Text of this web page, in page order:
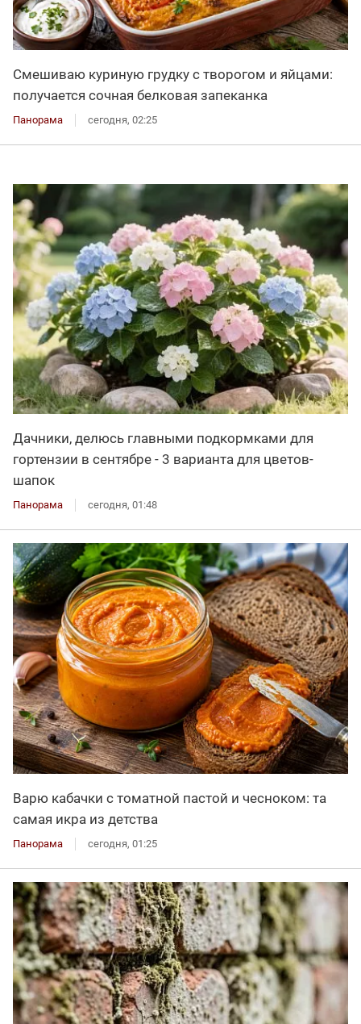
Смешиваю куриную грудку с творогом и яйцами:
получается сочная белковая запеканка
Панорама сегодня, 02:25
Дачники, делюсь главными подкормками для
гортензии в сентябре - 3 варианта для цветов-
шапок
Панорама сегодня, 01:48
Варю кабачки с томатной пастой и чесноком: та
самая икра из детства
Панорама сегодня, 01:25